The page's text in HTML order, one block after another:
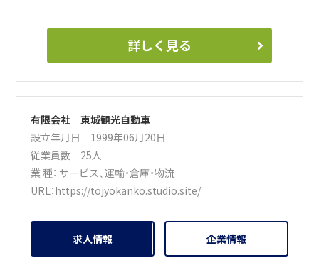
詳しく見る
有限会社 東城観光自動車
設立年月日 1999年06月20日
従業員数 25人
業 種： サービス、運輸・倉庫・物流
URL：https://tojyokanko.studio.site/
求人情報 企業情報